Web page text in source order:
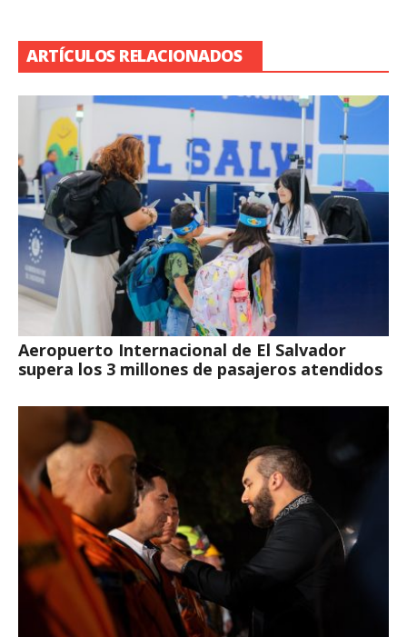
ARTÍCULOS RELACIONADOS
Aeropuerto Internacional de El Salvador
supera los 3 millones de pasajeros atendidos